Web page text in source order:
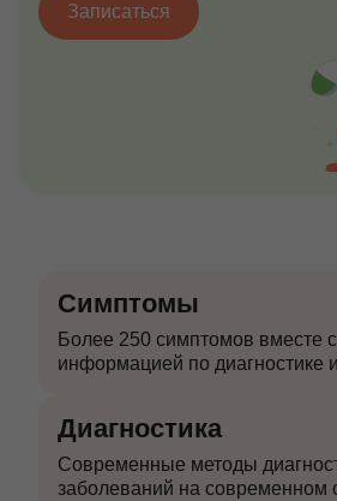
Записаться
Симптомы
Более 250 симптомов вместе
информацией по диагностике
Диагностика
Современные методы
заболеваний на современном